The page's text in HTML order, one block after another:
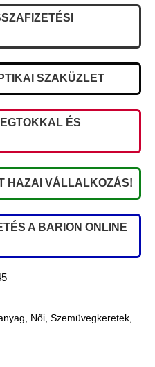
SZAKÜZLET
ÉS
HAZAI VÁLLALKOZÁS!
A BARION ONLINE
Női Szemüvegkeretek